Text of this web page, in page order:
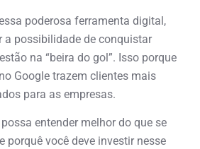
poderosa ferramenta digital,
a possibilidade de conquistar
na “beira do gol”. Isso porque
Google trazem clientes mais
para as empresas.
entender melhor do que se
porquê você deve investir nesse